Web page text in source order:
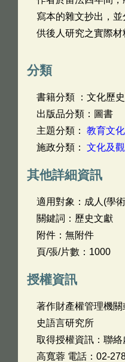
寫本的雜文抄出，
供後人研究之實際材
分類
書籍分類 ：文化歷史
出版品分類：圖書
主題分類： 教育文化
施政分類： 文化及
其他詳細資訊
適用對象：成人(學
關鍵詞：歷史文獻
附件：無附件
頁/張/片數：1000
授權資訊
著作財產權管理機
史語言研究所
取得授權資訊：聯絡
高寬蓉 電話：02-